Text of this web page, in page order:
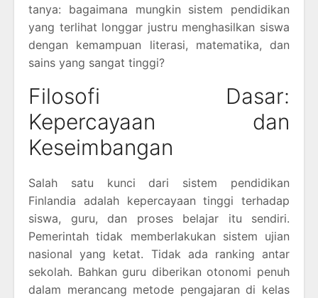
tanya: bagaimana mungkin sistem pendidikan
yang terlihat longgar justru menghasilkan siswa
dengan kemampuan literasi, matematika, dan
sains yang sangat tinggi?
Filosofi Dasar:
Kepercayaan dan
Keseimbangan
Salah satu kunci dari sistem pendidikan
Finlandia adalah kepercayaan tinggi terhadap
siswa, guru, dan proses belajar itu sendiri.
Pemerintah tidak memberlakukan sistem ujian
nasional yang ketat. Tidak ada ranking antar
sekolah. Bahkan guru diberikan otonomi penuh
dalam merancang metode pengajaran di kelas